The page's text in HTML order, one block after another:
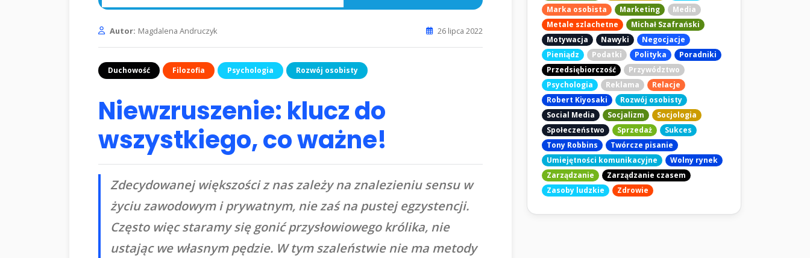
Autor: Magdalena Andruczyk 26 lipca 2022
Duchowość Filozofia Psychologia Rozwój osobisty
Niewzruszenie: klucz do
wszystkiego, co ważne!
Zdecydowanej większości z nas zależy na znalezieniu sensu w
życiu zawodowym i prywatnym, nie zaś na pustej egzystencji.
Często więc staramy się gonić przysłowiowego królika, nie
ustając we własnym pędzie. W tym szaleństwie nie ma metody
Marka osobista
Marketing
Media
Metale szlachetne
Michał Szafrański
Motywacja
Nawyki
Negocjacje
Pieniądz
Podatki Polityka
Poradniki
Przedsiębiorczość
Przywództwo
Psychologia
Reklama
Relacje
Robert Kiyosaki
Rozwój osobisty
Social Media
Socjalizm
Socjologia
Społeczeństwo
Sprzedaż
Sukces
Tony Robbins
Twórcze pisanie
Umiejętności komunikacyjne
Wolny rynek
Zarządzanie
Zarządzanie czasem
Zasoby ludzkie
Zdrowie